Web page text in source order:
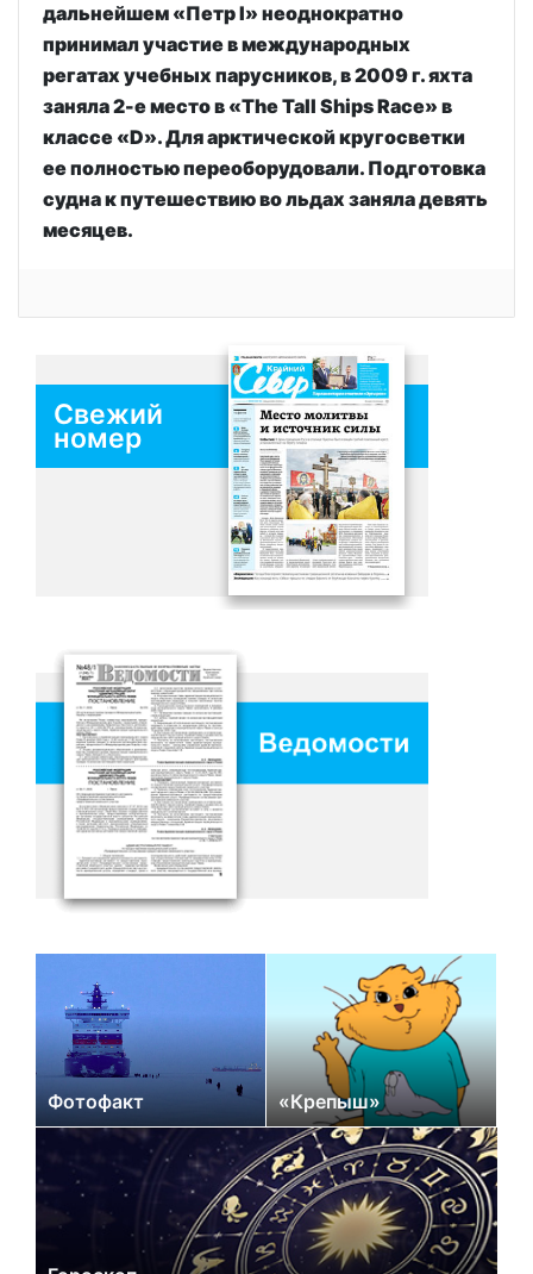
дальнейшем «Петр I» неоднократно
принимал участие в международных
регатах учебных парусников, в 2009 г. яхта
заняла 2-е место в «The Tall Ships Race» в
классе «D». Для арктической кругосветки
ее полностью переоборудовали. Подготовка
судна к путешествию во льдах заняла девять
месяцев.
Свежий
номер
Фотофакт «Крепыш»